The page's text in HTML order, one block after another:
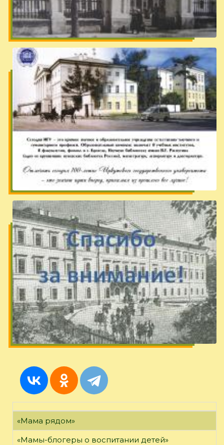
«Мама рядом»
«Мамы-блогеры о воспитании детей»